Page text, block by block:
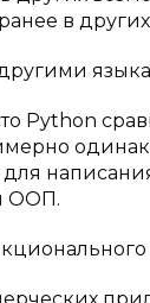
в
Python
ООП.